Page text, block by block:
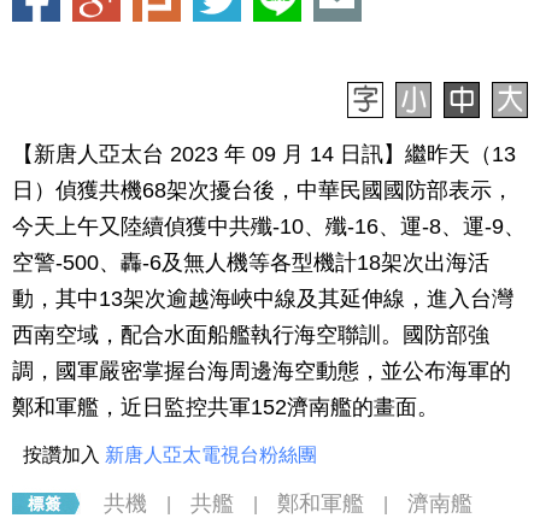
【新唐人亞太台 2023 年 09 月 14 日訊】繼昨天（13
日）偵獲共機68架次擾台後，中華民國國防部表示，
今天上午又陸續偵獲中共殲-10、殲-16、運-8、運-9、
空警-500、轟-6及無人機等各型機計18架次出海活
動，其中13架次逾越海峽中線及其延伸線，進入台灣
西南空域，配合水面船艦執行海空聯訓。國防部強
調，國軍嚴密掌握台海周邊海空動態，並公布海軍的
鄭和軍艦，近日監控共軍152濟南艦的畫面。
按讚加入 新唐人亞太電視台粉絲團
共機 共艦 鄭和軍艦 濟南艦